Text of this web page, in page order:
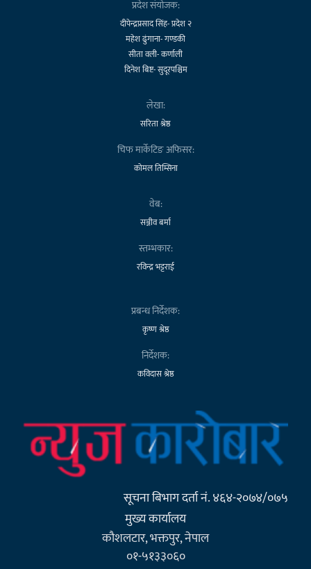
प्रदेश संयोजक:
दीपेन्द्रप्रसाद सिंह- प्रदेश २
महेश ढुंगाना- गण्डकी
सीता वली- कर्णाली
दिनेश बिष्ट- सुदूरपश्चिम
लेखा:
सरिता श्रेष्ठ
चिफ मार्केटिङ अफिसर:
कोमल तिम्सिना
वेब:
सञ्जीव बर्मा
स्तम्भकार:
रविन्द्र भट्टराई
प्रबन्ध निर्देशक:
कृष्ण श्रेष्ठ
निर्देशक:
कविदास श्रेष्ठ
सूचना बिभाग दर्ता नं. ४६४-२०७४/०७५
मुख्य कार्यालय
कौशलटार, भक्तपुर, नेपाल
०१-५१३३०६०